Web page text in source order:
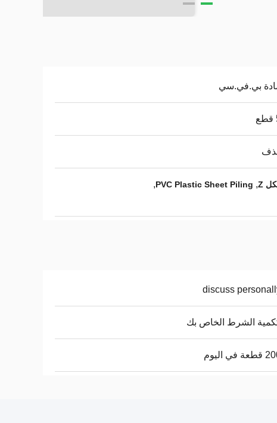
بي.في.سي
,
PVC Plastic Sheet Piling
,
discuss
الشرط الخاص بك
في اليوم